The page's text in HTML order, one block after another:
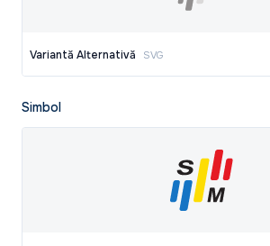
Variantă Alternativă SVG
Simbol